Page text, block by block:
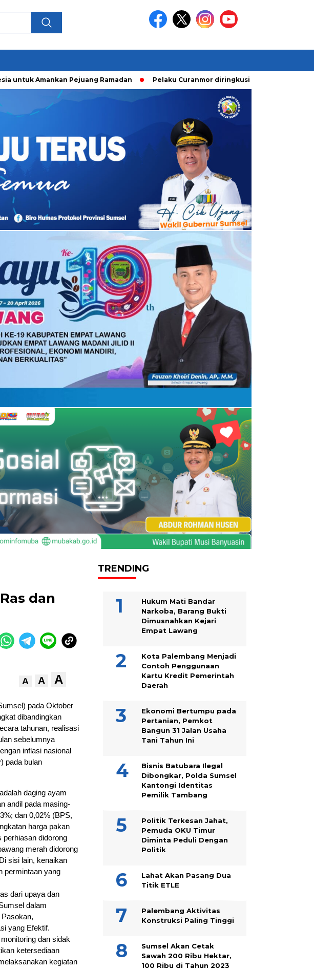
Pejuang Ramadan Pelaku Curanmor diringkusi Unit Ranmor Polrestabes
dan
A A A
pada Oktober
dibandingkan
tahunan, realisasi
sebelumnya
inflasi nasional
pada bulan
daging ayam
andil pada masing-
dan 0,02% (BPS,
harga pakan
perhiasan didorong
merah didorong
sisi lain, kenaikan
permintaan yang
dari upaya dan
dalam
yang Efektif.
dan sidak
ketersediaan
kegiatan
TRENDING
Hukum Mati Bandar
Narkoba, Barang Bukti
Dimusnahkan Kejari
Empat Lawang
Kota Palembang Menjadi
Contoh Penggunaan
Kartu Kredit Pemerintah
Daerah
Ekonomi Bertumpu pada
Pertanian, Pemkot
Bangun 31 Jalan Usaha
Tani Tahun Ini
Bisnis Batubara Ilegal
Dibongkar, Polda Sumsel
Kantongi Identitas
Pemilik Tambang
Politik Terkesan Jahat,
Pemuda OKU Timur
Diminta Peduli Dengan
Politik
Lahat Akan Pasang Dua
Titik ETLE
Palembang Aktivitas
Konstruksi Paling Tinggi
Sumsel Akan Cetak
Sawah 200 Ribu Hektar,
100 Ribu di Tahun 2023